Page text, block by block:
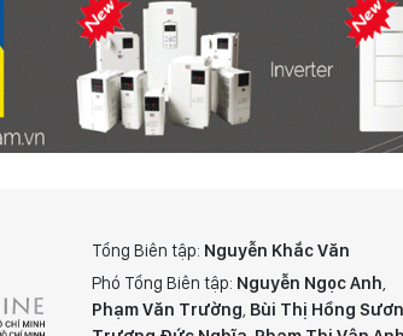
Tổng Biên tập: Nguyễn Khắc Văn
Phó Tổng Biên tập: Nguyễn Ngọc Anh,
Phạm Văn Trường, Bùi Thị Hồng